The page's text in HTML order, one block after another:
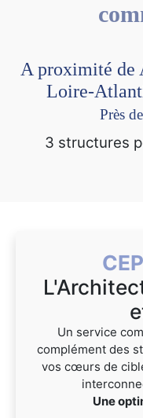
A proximité de
Loire-
Près
3 structures
Un service
complément des
vos cœurs de
Une